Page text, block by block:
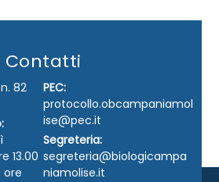
Contatti
82
13.00
ore
PEC:
protocollo.obcampaniamol
ise@pec.it
Segreteria:
segreteria@biologicampa
niamolise.it